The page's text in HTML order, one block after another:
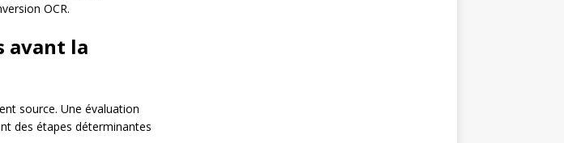
OCR.
avant la
source. Une évaluation
des étapes déterminantes